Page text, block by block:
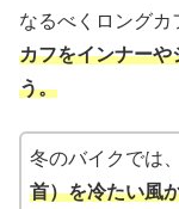
なるべくロングカ
カフをインナーや
う。
冬のバイクでは
首）を冷たい風